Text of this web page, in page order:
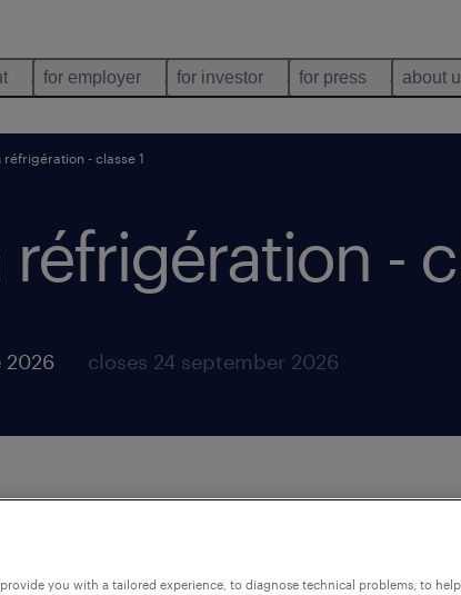
for employer for investor for press about
réfrigération - classe 1
-
2026 closes 24 september 2026
you with a tailored experience, to diagnose technical problems, to